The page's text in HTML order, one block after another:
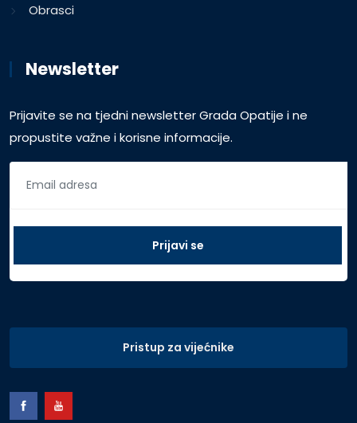
Obrasci
Newsletter
Prijavite se na tjedni newsletter Grada Opatije i ne
propustite važne i korisne informacije.
Pristup za vijećnike